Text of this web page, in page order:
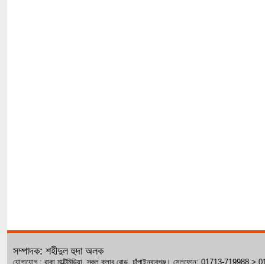
সম্পাদক: শহীদুল হুদা অলক
যোগাযোগ : রাকা মাল্টিমিডিয়া, স্কুল ক্লাব রোড, চাঁপাইনবাবগঞ্জ। সেলফোন: 01713-